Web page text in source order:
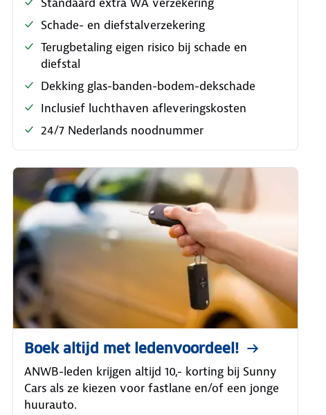
Schade- en diefstalverzekering
Terugbetaling eigen risico bij schade en
diefstal
Dekking glas-banden-bodem-dekschade
Inclusief luchthaven afleveringskosten
24/7 Nederlands noodnummer
Boek altijd met ledenvoordeel!
ANWB-leden krijgen altijd 10,- korting bij Sunny
Cars als ze kiezen voor fastlane en/of een jonge
huurauto.